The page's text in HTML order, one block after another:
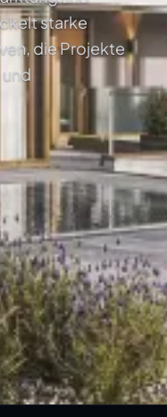
starke
die Projekte